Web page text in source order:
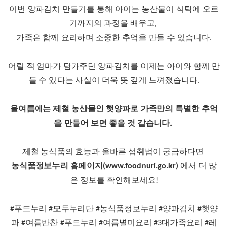
이번 양파김치 만들기를 통해 아이는 농산물이 식탁에 오르
기까지의 과정을 배우고,
가족은 함께 요리하며 소중한 추억을 만들 수 있습니다.
어릴 적 엄마가 담가주던 양파김치를 이제는 아이와 함께 만
들 수 있다는 사실이 더욱 뜻 깊게 느껴졌습니다.
올여름에는 제철 농산물인 햇양파로 가족만의 특별한 추억
을 만들어 보면 좋을 것 같습니다.
제철 농식품의 효능과 올바른 섭취법이 궁금하다면
농식품정보누리 홈페이지(www.foodnuri.go.kr) 에서 더 많
은 정보를 확인해보세요!
#푸드누리 #모두누리단 #농식품정보누리 #양파김치 #햇양
파 #여름반찬 #푸드누리 #여름별미요리 #3대가족요리 #레